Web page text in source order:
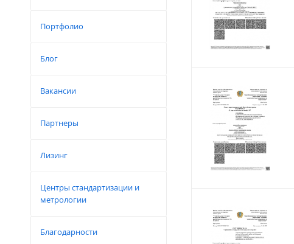
Портфолио
Блог
Вакансии
Партнеры
Лизинг
Центры стандартизации и
метрологии
Благодарности